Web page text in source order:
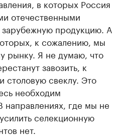
в которых Россия
отечественными
продукцию. А
к сожалению, мы
рынку. Я не думаю, что
завозить, к
столовую свеклу. Это
необходим
где мы не
селекционную
нет.